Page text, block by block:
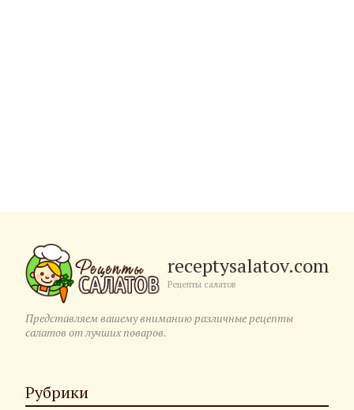
receptysalatov.com
Рецепты салатов
Представляем вашему вниманию различные рецепты
салатов от лучших поваров.
Рубрики